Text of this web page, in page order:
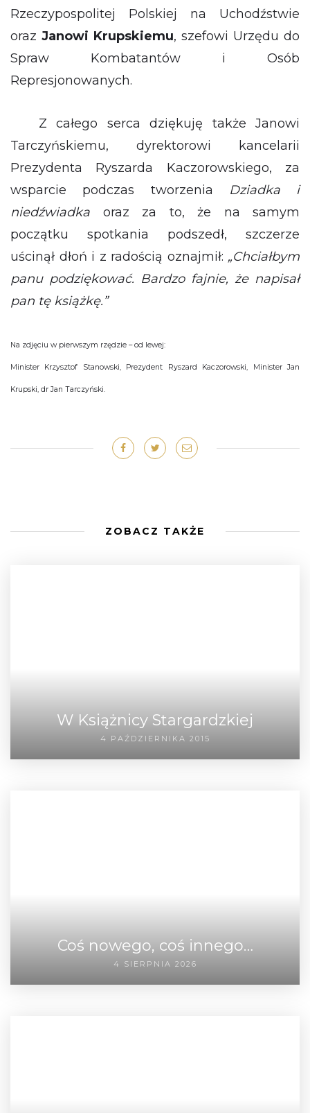
Rzeczypospolitej Polskiej na Uchodźstwie
oraz Janowi Krupskiemu, szefowi Urzędu do
Spraw Kombatantów i Osób
Represjonowanych.
Z całego serca dziękuję także Janowi
Tarczyńskiemu, dyrektorowi kancelarii
Prezydenta Ryszarda Kaczorowskiego, za
wsparcie podczas tworzenia
Dziadka i
niedźwiadka oraz za to, że na samym
początku spotkania podszedł, szczerze
uścinął dłoń i z radością oznajmił: „Chciałbym
panu podziękować. Bardzo fajnie, że napisał
pan tę książkę.”
Na zdjęciu w pierwszym rzędzie – od lewej:
Minister Krzysztof Stanowski, Prezydent Ryszard Kaczorowski, Minister Jan
Krupski, dr Jan Tarczyński.
ZOBACZ TAKŻE
W Książnicy Stargardzkiej
4 PAŹDZIERNIKA 2015
Coś nowego, coś innego…
4 SIERPNIA 2026